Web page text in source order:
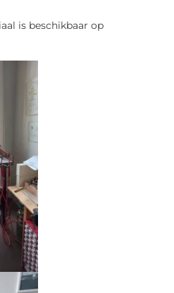
is beschikbaar op